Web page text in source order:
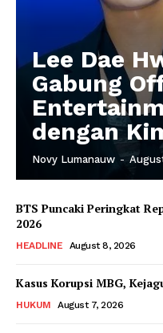
Lee Dae
Gabung
dengan
Novy Lumanauw -
BTS Puncaki Peringkat
2026
HEADLINE August 8, 2026
Kasus Korupsi MBG,
HUKUM August 7, 2026